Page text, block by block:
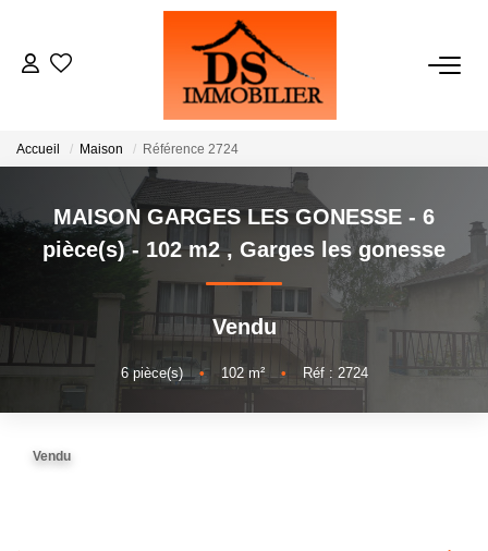
ACHATS
LOCATIONS
ESTIMATION
NOTRE AGENCE
Accueil Maison Référence 2724
MAISON GARGES LES GONESSE - 6
pièce(s) - 102 m2, Garges les gonesse
Vendu
6pièce(s) • 102m² • Réf : 2724
Vendu